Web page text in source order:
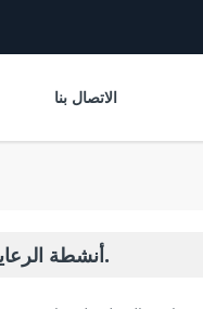
الاتصال بنا
أنشطة الرعاية الاجتماعية لشركة شانينج الغزل والنسيج في ربيع 2020.